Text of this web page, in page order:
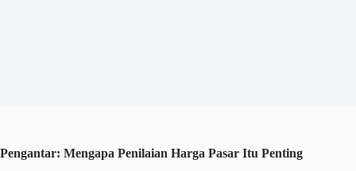
Pengantar: Mengapa Penilaian Harga Pasar Itu Penting